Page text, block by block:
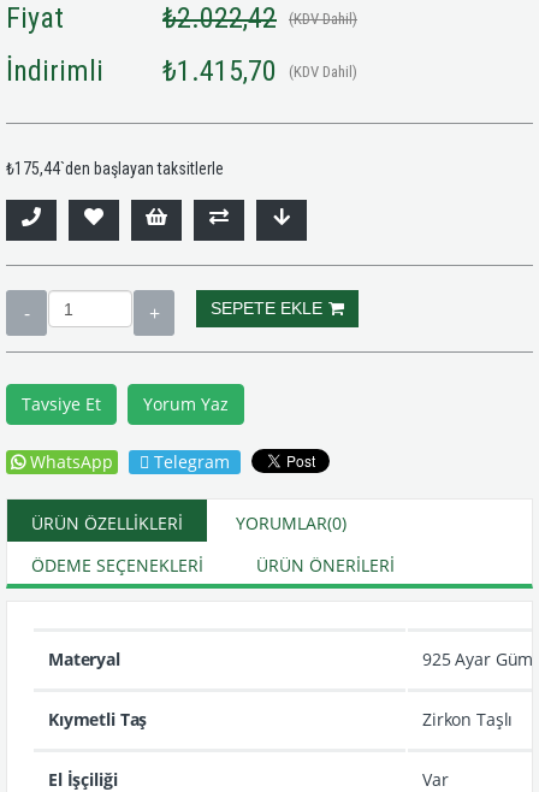
Fiyat ₺2.022,42 (KDV Dahil)
İndirimli ₺1.415,70 (KDV Dahil)
₺175,44`den başlayan taksitlerle
Tavsiye Et Yorum Yaz
WhatsApp Telegram
ÜRÜN ÖZELLIKLERI YORUMLAR(0)
ÖDEME SEÇENEKLERI
ÜRÜN ÖNERILERI
Materyal 925 Ayar
Kıymetli Taş Zirkon Taşlı
El İşçiliği Var